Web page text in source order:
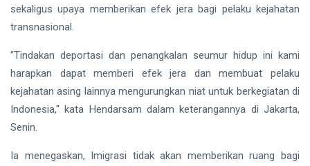
Pelayanan
Indonesia
Pilkada 2024
sekaligus upaya memberikan efek jera bagi pelaku kejahatan
transnasional.
"Tindakan deportasi dan penangkalan seumur hidup ini kami
harapkan dapat memberi efek jera dan membuat pelaku
kejahatan asing lainnya mengurungkan niat untuk berkegiatan di
Indonesia," kata Hendarsam dalam keterangannya di Jakarta,
Senin.
Ia menegaskan, Imigrasi tidak akan memberikan ruang bagi